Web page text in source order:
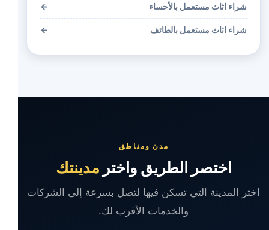
شراء اثاث مستعمل بالأحساء ←
شراء اثاث مستعمل بالطائف ←
مدن ومناطق
اختصر الطريق واختر مدينتك
اختر المدينة التي تسكن فيها لتصل بسرعة إلى الشركات
والخدمات الأقرب لك.